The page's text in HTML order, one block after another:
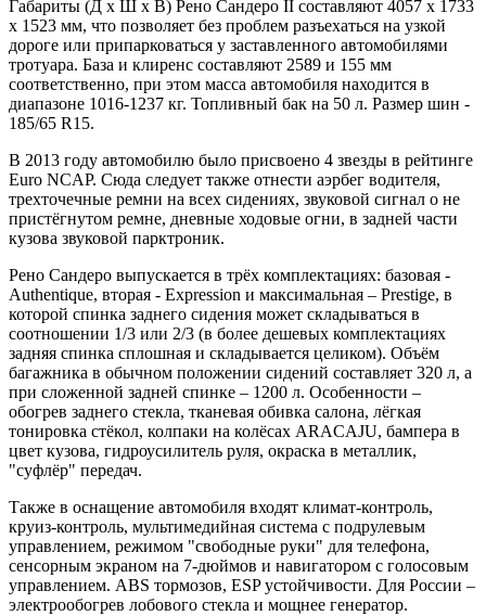
Габариты (Д х Ш х В) Рено Сандеро II составляют 4057 х 1733
х 1523 мм, что позволяет без проблем разъехаться на узкой
дороге или припарковаться у заставленного автомобилями
тротуара. База и клиренс составляют 2589 и 155 мм
соответственно, при этом масса автомобиля находится в
диапазоне 1016-1237 кг. Топливный бак на 50 л. Размер шин -
185/65 R15.
В 2013 году автомобилю было присвоено 4 звезды в рейтинге
Euro NCAP. Сюда следует также отнести аэрбег водителя,
трехточечные ремни на всех сидениях, звуковой сигнал о не
пристёгнутом ремне, дневные ходовые огни, в задней части
кузова звуковой парктроник.
Рено Сандеро выпускается в трёх комплектациях: базовая -
Authentique, вторая - Expression и максимальная – Prestige, в
которой спинка заднего сидения может складываться в
соотношении 1/3 или 2/3 (в более дешевых комплектациях
задняя спинка сплошная и складывается целиком). Объём
багажника в обычном положении сидений составляет 320 л, а
при сложенной задней спинке – 1200 л. Особенности –
обогрев заднего стекла, тканевая обивка салона, лёгкая
тонировка стёкол, колпаки на колёсах ARACAJU, бампера в
цвет кузова, гидроусилитель руля, окраска в металлик,
"суфлёр" передач.
Также в оснащение автомобиля входят климат-контроль,
круиз-контроль, мультимедийная система с подрулевым
управлением, режимом "свободные руки" для телефона,
сенсорным экраном на 7-дюймов и навигатором с голосовым
управлением. ABS тормозов, ESP устойчивости. Для России –
электрообогрев лобового стекла и мощнее генератор.